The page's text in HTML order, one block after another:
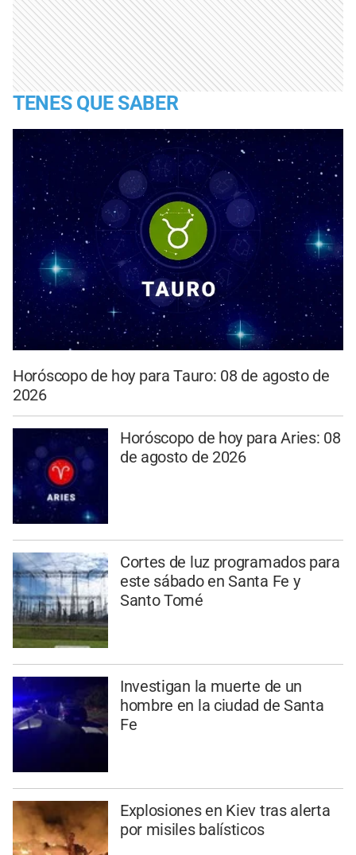
TENES QUE SABER
Horóscopo de hoy para Tauro: 08 de agosto de
2026
Horóscopo de hoy para Aries: 08
de agosto de 2026
Cortes de luz programados para
este sábado en Santa Fe y
Santo Tomé
Investigan la muerte de un
hombre en la ciudad de Santa
Fe
Explosiones en Kiev tras alerta
por misiles balísticos